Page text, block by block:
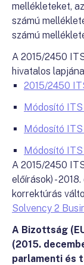
mellékleteket,
számú
számú
A 2015/2450
hivatalos
2015/2450
Módosító ITS
Módosító ITS
Módosító ITS
A 2015/2450
előírások) -
korrektúrás
Solvency 2
A Bizottság
(2015.
parlamenti és